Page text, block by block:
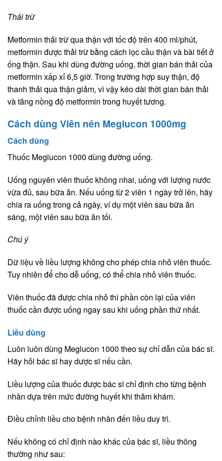
Thải trừ
Metformin thải trừ qua thận với tốc độ trên 400 ml/phút,
metformin được thải trừ bằng cách lọc cầu thận và bài tiết ở
ống thận. Sau khi dùng đường uống, thời gian bán thải của
metformin xấp xỉ 6,5 giờ. Trong trường hợp suy thận, độ
thanh thải qua thận giảm, vì vậy kéo dài thời gian bán thải
và tăng nồng độ metformin trong huyết tương.
Cách dùng Viên nén Meglucon 1000mg
Cách dùng
Thuốc Meglucon 1000 dùng đường uống.
Uống nguyên viên thuốc không nhai, uống với lượng nước
vừa đủ, sau bữa ăn. Nếu uống từ 2 viên 1 ngày trở lên, hãy
chia ra uống trong cả ngày, ví dụ một viên sau bữa ăn
sáng, một viên sau bữa ăn tối.
Chú ý
Dữ liệu về liều lượng không cho phép chia nhỏ viên thuốc.
Tuy nhiên để cho dễ uống, có thể chia nhỏ viên thuốc.
Viên thuốc đã được chia nhỏ thì phần còn lại của viên
thuốc cần được uống ngay sau khi uống phần thứ nhất.
Liều dùng
Luôn luôn dùng Meglucon 1000 theo sự chỉ dẫn của bác sĩ.
Hãy hỏi bác sĩ hay dược sĩ nếu cần.
Liều lượng của thuốc được bác sĩ chỉ định cho từng bệnh
nhân dựa trên mức đường huyết khi thăm khám.
Điều chỉnh liều cho bệnh nhân đến liều duy trì.
Nếu không có chỉ định nào khác của bác sĩ, liều thông
thường như sau: